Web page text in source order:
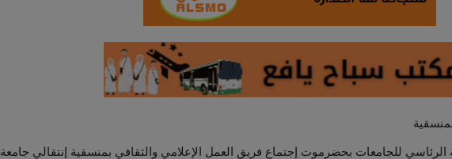
الرئاسي للجامعات بحضرموت إجتماع فريق العمل الإعلامي والثقافي بمنسقية إنتقالي جامعة